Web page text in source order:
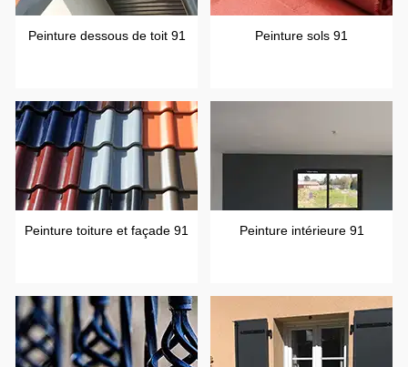
Peinture dessous de toit 91 Peinture sols 91
Peinture toiture et façade 91 Peinture intérieure 91